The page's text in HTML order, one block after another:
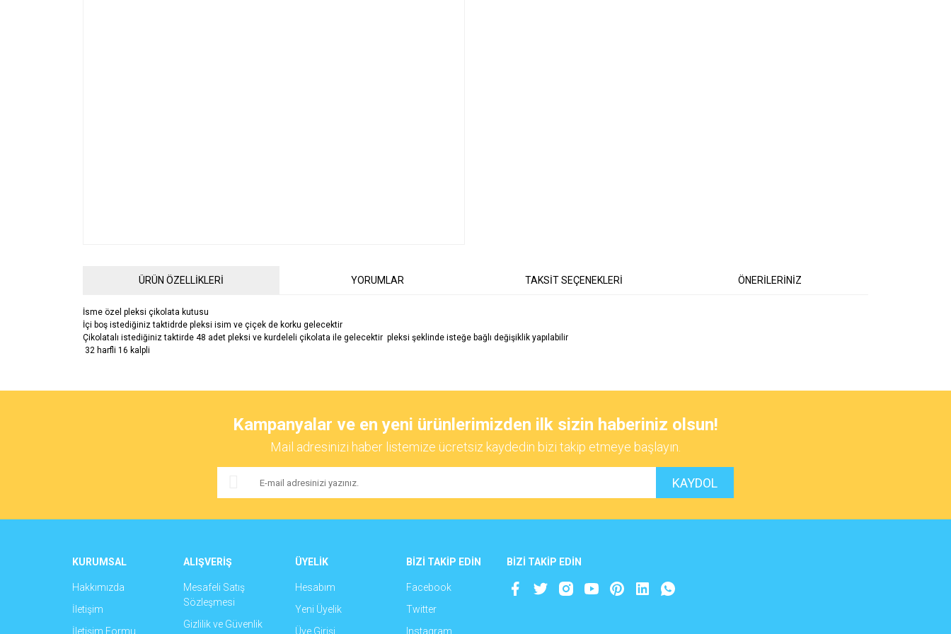
ÜRÜN ÖZELLİKLERİ YORUMLAR TAKSİT SEÇENEKLERİ ÖNERİLERİNİZ
İsme özel pleksi çikolata kutusu
İçi boş istediğiniz taktidrde pleksi isim ve çiçek de korku gelecektir
Çikolatalı istediğiniz taktirde 48 adet pleksi ve kurdeleli çikolata ile gelecektir pleksi şeklinde isteğe bağlı değişiklik yapılabilir
32 harfli 16 kalpli
Yorum Yaz
Ürün resmi kalitesiz, bozuk veya görüntülenemiyor.
Kampanyalar ve en yeni ürünlerimizden ilk sizin haberiniz olsun!
Mail adresinizi haber listemize ücretsiz kaydedin bizi takip etmeye başlayın.
KAYDOL
KURUMSAL
Hakkımızda
İletişim
İletişim Formu
ALIŞVERİŞ
Mesafeli Satış
Sözleşmesi
Gizlilik ve Güvenlik
ÜYELİK
Hesabım
Yeni Üyelik
Üye Girişi
BİZİ TAKİP EDİN
Facebook
Twitter
Instagram
BİZİ TAKİP EDİN